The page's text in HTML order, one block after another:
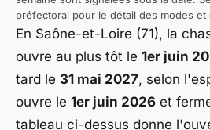
préfectoral pour le détail des modes et
En Saône-et-Loire (71), la
ouvre au plus tôt le 1er juin
tard le 31 mai 2027, selon
ouvre le 1er juin 2026 et
tableau ci-dessus donne